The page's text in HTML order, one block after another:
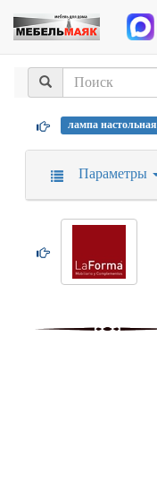
лампа настольная
Параметры